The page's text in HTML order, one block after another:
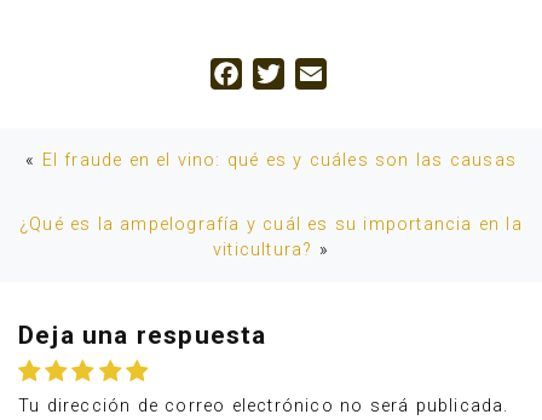
Facebook
Twitter
« El fraude en el vino: qué es y cuáles son las causas
¿Qué es la ampelografía y cuál es su importancia en la
viticultura? »
Deja una respuesta
Tu dirección de correo electrónico no será publicada.